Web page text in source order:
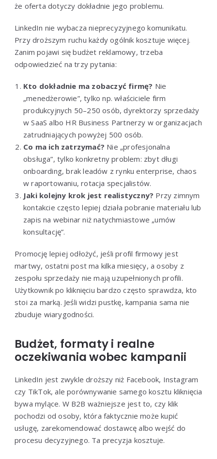
że oferta dotyczy dokładnie jego problemu.
LinkedIn nie wybacza nieprecyzyjnego komunikatu.
Przy droższym ruchu każdy ogólnik kosztuje więcej.
Zanim pojawi się budżet reklamowy, trzeba
odpowiedzieć na trzy pytania:
Kto dokładnie ma zobaczyć firmę? Nie
„menedżerowie”, tylko np. właściciele firm
produkcyjnych 50–250 osób, dyrektorzy sprzedaży
w SaaS albo HR Business Partnerzy w organizacjach
zatrudniających powyżej 500 osób.
Co ma ich zatrzymać? Nie „profesjonalna
obsługa”, tylko konkretny problem: zbyt długi
onboarding, brak leadów z rynku enterprise, chaos
w raportowaniu, rotacja specjalistów.
Jaki kolejny krok jest realistyczny? Przy zimnym
kontakcie często lepiej działa pobranie materiału lub
zapis na webinar niż natychmiastowe „umów
konsultację”.
Promocję lepiej odłożyć, jeśli profil firmowy jest
martwy, ostatni post ma kilka miesięcy, a osoby z
zespołu sprzedaży nie mają uzupełnionych profili.
Użytkownik po kliknięciu bardzo często sprawdza, kto
stoi za marką. Jeśli widzi pustkę, kampania sama nie
zbuduje wiarygodności.
Budżet, formaty i realne
oczekiwania wobec kampanii
LinkedIn jest zwykle droższy niż Facebook, Instagram
czy TikTok, ale porównywanie samego kosztu kliknięcia
bywa mylące. W B2B ważniejsze jest to, czy klik
pochodzi od osoby, która faktycznie może kupić
usługę, zarekomendować dostawcę albo wejść do
procesu decyzyjnego. Ta precyzja kosztuje.